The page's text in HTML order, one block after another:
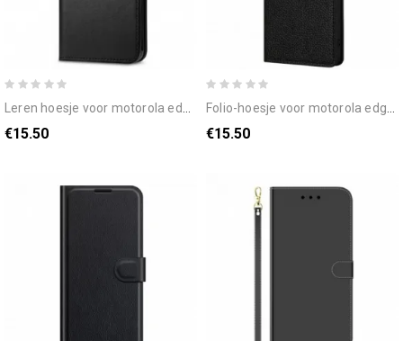
leren hoesje voor motorola edge 20 faux leder en vintage sluiting
€15.50
folio-hoesje voor motorola edge 20 litchi-leereffect
€15.50